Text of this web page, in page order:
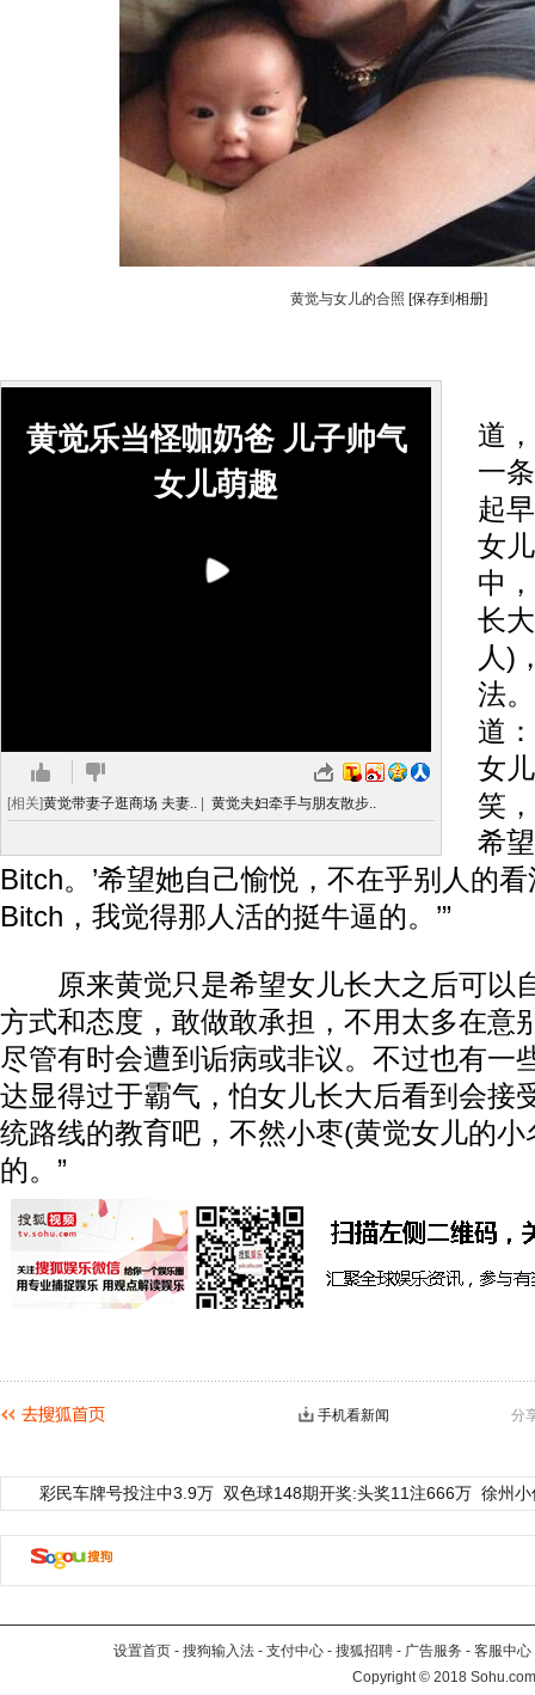
黄觉与女儿的合照 [保存到相册]
黄觉乐当怪咖奶爸 儿子帅气
女儿萌趣
[相关]黄觉带妻子逛商场 夫妻.. 黄觉夫妇牵手与朋友散步..
道
一
起
女
中
长
人)
法
道
女
笑
希
Bitch。’希望她自己愉悦，不在乎别人的
Bitch，我觉得那人活的挺牛逼的。’”
原来黄觉只是希望女儿长大之后可以
方式和态度，敢做敢承担，不用太多在意
尽管有时会遭到诟病或非议。不过也有一
达显得过于霸气，怕女儿长大后看到会接
统路线的教育吧，不然小枣(黄觉女儿的
的。”
分
手机看新闻
彩民车牌号投注中3.9万 双色球148期开奖:头奖11注666万 徐州
设置首页 - 搜狗输入法 - 支付中心 - 搜狐招聘 - 广告服务 - 客服中心
Copyright©2018